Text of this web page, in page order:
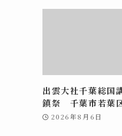
出雲大社千葉総
鎮祭 千葉市若葉
2026年8月6日